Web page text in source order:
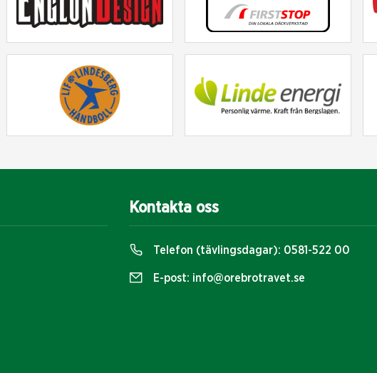
Kontakta oss
Telefon (tävlingsdagar): 0581-522 00
E-post: info@orebrotravet.se